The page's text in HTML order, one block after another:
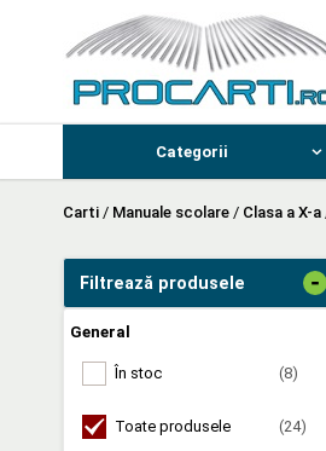
Categorii
Carti / Manuale scolare / Clasa a X-a
Filtrează produsele -
General
În stoc (8)
Toate produsele (24)